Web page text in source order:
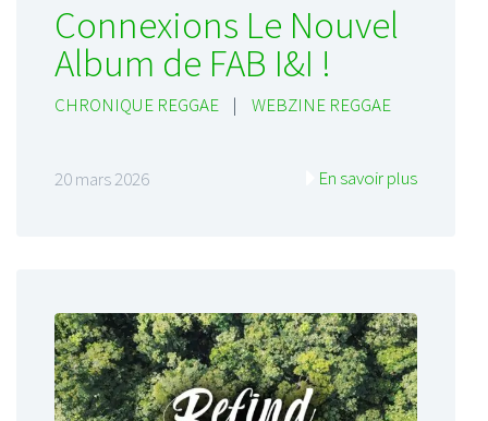
Connexions Le Nouvel
Album de FAB I&I !
CHRONIQUE REGGAE | WEBZINE REGGAE
20 mars 2026 En savoir plus